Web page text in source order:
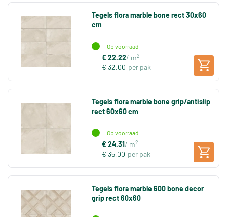
Tegels flora marble bone rect 30x60
cm
Op voorraad
€ 22.22/ m2
€ 32,00 per pak
Tegels flora marble bone grip/antislip
rect 60x60 cm
Op voorraad
€ 24.31/ m2
€ 35,00 per pak
Tegels flora marble 600 bone decor
grip rect 60x60